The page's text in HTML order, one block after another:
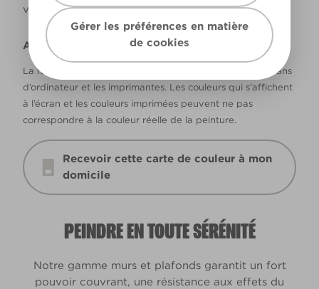
Gérer les préférences en matière
de cookies
votre couleur en fonction de la lumière.
Avertissement
La façon dont les couleurs s’affichent varie selon les écrans
d’ordinateur et les imprimantes. Les couleurs qui s’affichent
à l’écran et les couleurs imprimées peuvent ne pas
correspondre à la couleur réelle de la peinture.
Recevoir cette carte de couleur à mon
domicile
PEINDRE EN TOUTE SÉRÉNITÉ
Notre gamme murs et plafonds garantit un fort
pouvoir couvrant, une résistance aux effets du